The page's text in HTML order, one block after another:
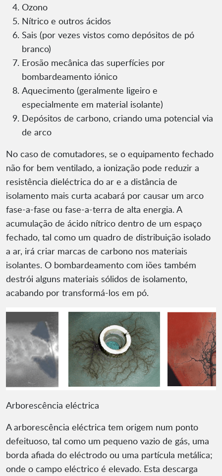
Ozono
Nítrico e outros ácidos
Sais (por vezes vistos como depósitos de pó
branco)
Erosão mecânica das superfícies por
bombardeamento iónico
Aquecimento (geralmente ligeiro e
especialmente em material isolante)
Depósitos de carbono, criando uma potencial via
de arco
No caso de comutadores, se o equipamento fechado
não for bem ventilado, a ionização pode reduzir a
resistência dieléctrica do ar e a distância de
isolamento mais curta acabará por causar um arco
fase-a-fase ou fase-a-terra de alta energia. A
acumulação de ácido nítrico dentro de um espaço
fechado, tal como um quadro de distribuição isolado
a ar, irá criar marcas de carbono nos materiais
isolantes. O bombardeamento com iões também
destrói alguns materiais sólidos de isolamento,
acabando por transformá-los em pó.
Arborescência eléctrica
A arborescência eléctrica tem origem num ponto
defeituoso, tal como um pequeno vazio de gás, uma
borda afiada do eléctrodo ou uma partícula metálica;
onde o campo eléctrico é elevado. Esta descarga